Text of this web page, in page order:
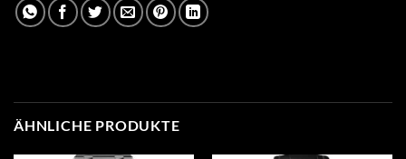
ÄHNLICHE PRODUKTE